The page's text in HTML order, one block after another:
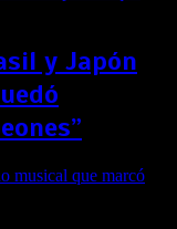
y Japón